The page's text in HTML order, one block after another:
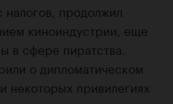
продолжил
киноиндустрии, еще
в сфере пиратства.
о дипломатическом
некоторых привилегиях